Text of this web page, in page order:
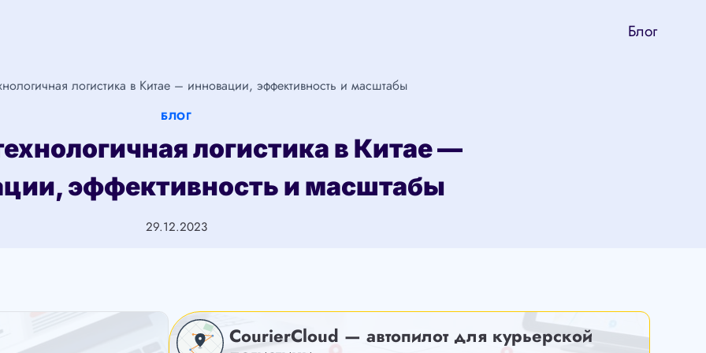
Блог
логистика в Китае – инновации, эффективность и масштабы
БЛОГ
логистика в Китае —
эффективность и масштабы
29.12.2023
CourierCloud — автопилот для курьерской